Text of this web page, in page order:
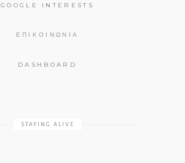
GOOGLE INTERESTS
ΕΠΙΚΟΙΝΩΝΊΑ
DASHBOARD
STAYING ALIVE